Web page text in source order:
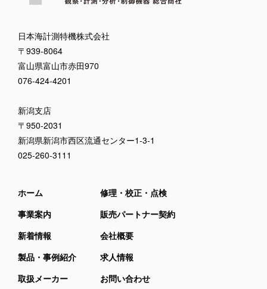
日本海計測特機株式会社
〒939-8064
富山県富山市赤田970
076-424-4201
新潟支店
〒950-2031
新潟県新潟市西区流通センター1-3-1
025-260-3111
ホーム
事業案内
新着情報
製品・事例紹介
取扱メーカー
修理・校正・点検
販売パートナー契約
会社概要
求人情報
お問い合わせ